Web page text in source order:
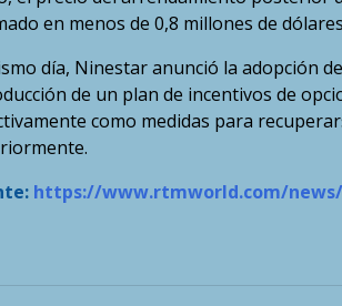
en menos de 0,8 millones de
día, Ninestar anunció la adopción
de un plan de incentivos de
como medidas para
https://www.rtmworld.com/